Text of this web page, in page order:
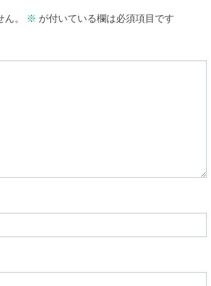
。 ※ が付いている欄は必須項目です